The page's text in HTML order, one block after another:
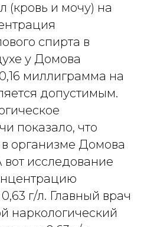
(кровь и мочу) на
спирта в
у Домова
миллиграмма на
допустимым.
показало, что
в организме Домова
исследование
г/л. Главный врач
наркологический